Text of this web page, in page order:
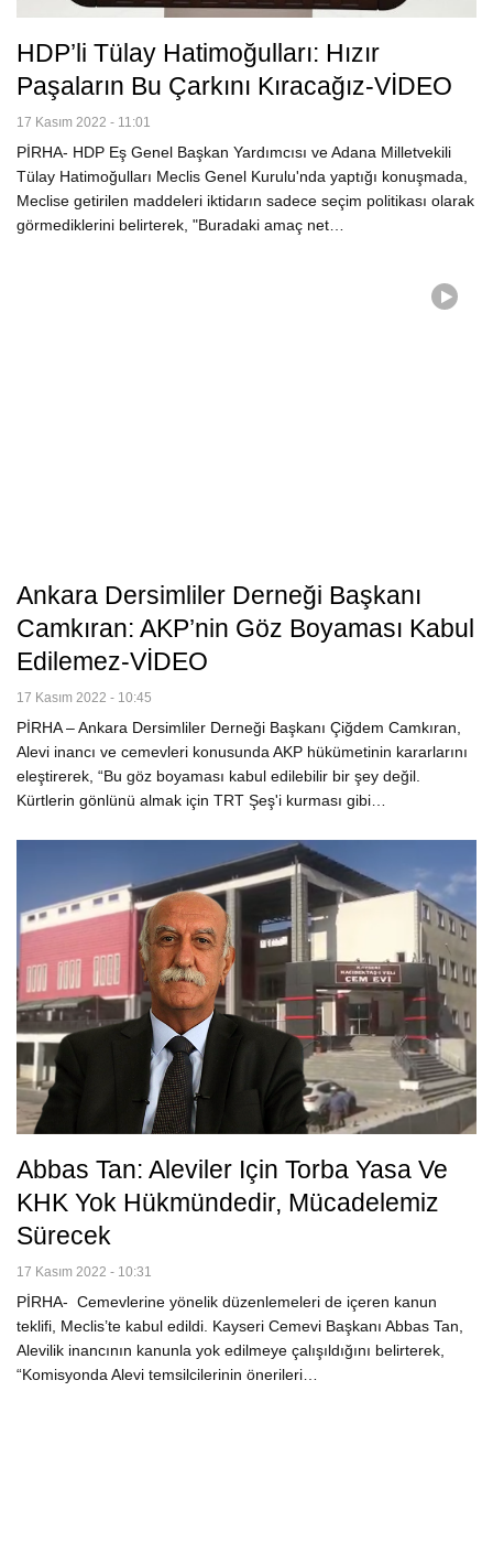
HDP’li Tülay Hatimoğulları: Hızır
Paşaların Bu Çarkını Kıracağız-VİDEO
17 Kasım 2022 - 11:01
PİRHA- HDP Eş Genel Başkan Yardımcısı ve Adana Milletvekili
Tülay Hatimoğulları Meclis Genel Kurulu'nda yaptığı konuşmada,
Meclise getirilen maddeleri iktidarın sadece seçim politikası olarak
görmediklerini belirterek, "Buradaki amaç net…
Ankara Dersimliler Derneği Başkanı
Camkıran: AKP’nin Göz Boyaması Kabul
Edilemez-VİDEO
17 Kasım 2022 - 10:45
PİRHA – Ankara Dersimliler Derneği Başkanı Çiğdem Camkıran,
Alevi inancı ve cemevleri konusunda AKP hükümetinin kararlarını
eleştirerek, “Bu göz boyaması kabul edilebilir bir şey değil.
Kürtlerin gönlünü almak için TRT Şeş'i kurması gibi…
Abbas Tan: Aleviler Için Torba Yasa Ve
KHK Yok Hükmündedir, Mücadelemiz
Sürecek
17 Kasım 2022 - 10:31
PİRHA- Cemevlerine yönelik düzenlemeleri de içeren kanun
teklifi, Meclis’te kabul edildi. Kayseri Cemevi Başkanı Abbas Tan,
Alevilik inancının kanunla yok edilmeye çalışıldığını belirterek,
“Komisyonda Alevi temsilcilerinin önerileri…